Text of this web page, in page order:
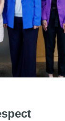
de la FWB